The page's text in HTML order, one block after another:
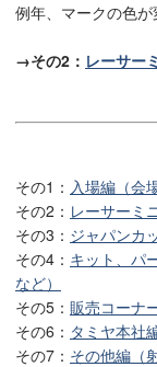
例年、マークの色が
→その2： レーサー
その1： 入場編（会
その2： レーサーミ
その3： ジャパンカ
その4： キット、パ
など）
その5： 販売コーナ
その6： タミヤ本社
その7： その他編（